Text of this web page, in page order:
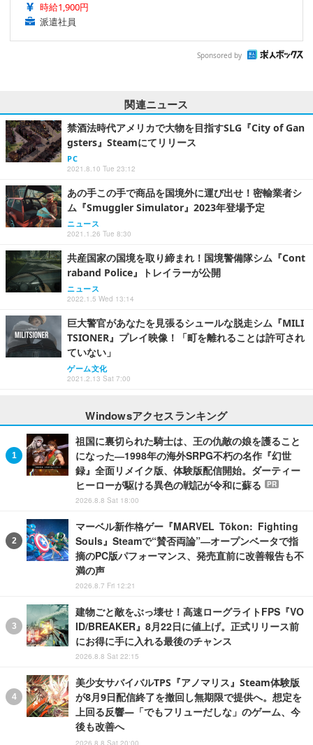
時給1,900円
派遣社員
Sponsored by
関連ニュース
禁酒法時代アメリカで大物を目指すSLG『City of Gan
gsters』Steamにてリリース
PC
2021.8.10 Tue 23:12
あの手この手で商品を国境外に運び出せ！密輸業者シ
ム『Smuggler Simulator』2023年登場予定
ニュース
2021.1.26 Tue 8:30
共産国家の国境を取り締まれ！国境警備隊シム『Cont
raband Police』トレイラーが公開
ニュース
2022.1.5 Wed 13:14
巨大警官があなたを見張るシュールな脱走シム『MILI
TSIONER』プレイ映像！「町を離れることは許可され
ていない」
ゲーム文化
2021.2.13 Sat 7:00
Windowsアクセスランキング
祖国に裏切られた騎士は、王の仇敵の娘を護ること
になった―1998年の海外SRPG不朽の名作『幻世
録』全面リメイク版、体験版配信開始。ダーティー
ヒーローが駆ける異色の戦記が令和に蘇る
PR
2026.8.8 Sat 18:00
マーベル新作格ゲー『MARVEL Tōkon: Fighting
Souls』Steamで“賛否両論”―オープンベータで指
摘のPC版パフォーマンス、発売直前に改善報告も不
満の声
2026.8.7 Fri 12:21
建物ごと敵をぶっ壊せ！高速ローグライトFPS『VO
ID/BREAKER』8月22日に値上げ。正式リリース前
にお得に手に入れる最後のチャンス
2026.8.8 Sat 22:15
美少女サバイバルTPS『アノマリス』Steam体験版
が8月9日配信終了を撤回し無期限で提供へ。想定を
上回る反響―「でもフリューだしな」のゲーム、今
後も改善へ